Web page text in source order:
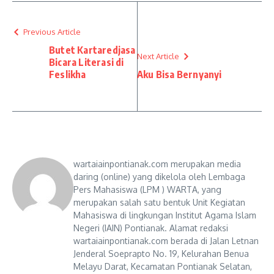
Previous Article
Butet Kartaredjasa
Bicara Literasi di
Feslikha
Next Article
Aku Bisa Bernyanyi
wartaiainpontianak.com merupakan media
daring (online) yang dikelola oleh Lembaga
Pers Mahasiswa (LPM ) WARTA, yang
merupakan salah satu bentuk Unit Kegiatan
Mahasiswa di lingkungan Institut Agama Islam
Negeri (IAIN) Pontianak. Alamat redaksi
wartaiainpontianak.com berada di Jalan Letnan
Jenderal Soeprapto No. 19, Kelurahan Benua
Melayu Darat, Kecamatan Pontianak Selatan,